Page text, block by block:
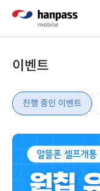
이벤트
진행 중인 이벤트